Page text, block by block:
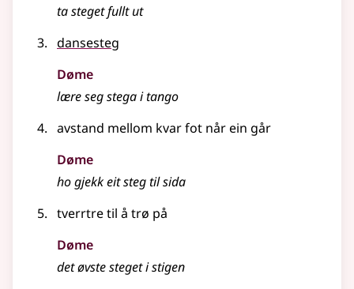
ta steget fullt ut
dansesteg
Døme
lære seg stega i tango
avstand mellom kvar fot når ein går
Døme
ho gjekk eit steg til sida
tverrtre til å trø på
Døme
det øvste steget i stigen